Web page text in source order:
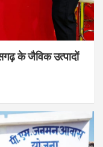
के जैविक उत्पादों